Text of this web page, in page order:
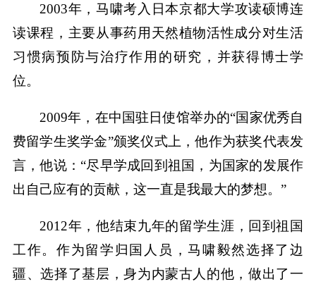
2003年，马啸考入日本京都大学攻读硕博连
读课程，主要从事药用天然植物活性成分对生活
习惯病预防与治疗作用的研究，并获得博士学
位。
2009年，在中国驻日使馆举办的“国家优秀自
费留学生奖学金”颁奖仪式上，他作为获奖代表发
言，他说：“尽早学成回到祖国，为国家的发展作
出自己应有的贡献，这一直是我最大的梦想。”
2012年，他结束九年的留学生涯，回到祖国
工作。作为留学归国人员，马啸毅然选择了边
疆、选择了基层，身为内蒙古人的他，做出了一